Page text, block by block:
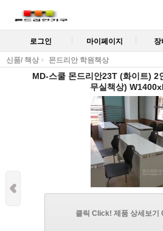
로그인 마이페이지 장
신품/ 책상 몬드리안 학원책상
MD-스쿨 몬드리안23T (화이트) 2
무실책상)
클릭 Click! 제품 상세보기